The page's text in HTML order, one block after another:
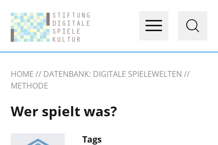
HOME
DATENBANK: DIGITALE SPIELEWELTEN
METHODE
Wer spielt was?
Tags